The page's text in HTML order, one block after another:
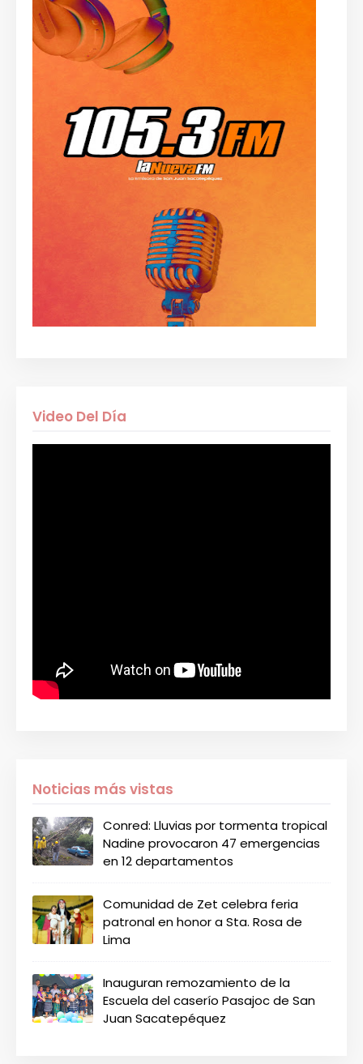
Video Del Día
Noticias más vistas
Conred: Lluvias por tormenta tropical
Nadine provocaron 47 emergencias
en 12 departamentos
Comunidad de Zet celebra feria
patronal en honor a Sta. Rosa de
Lima
Inauguran remozamiento de la
Escuela del caserío Pasajoc de San
Juan Sacatepéquez